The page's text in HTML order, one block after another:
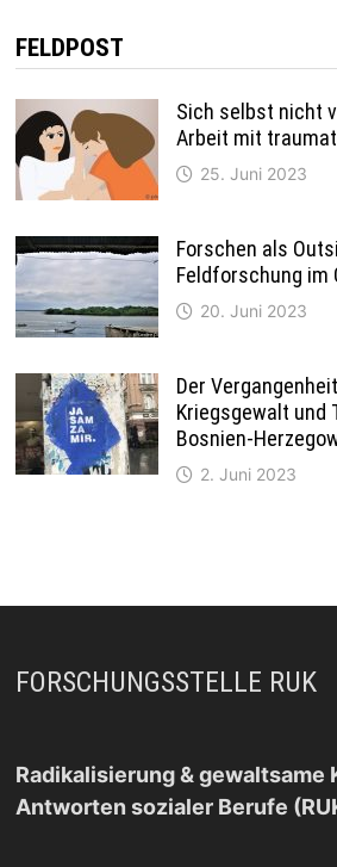
FELDPOST
Sich selbst nicht
Arbeit mit
25. Juni 2023
Forschen als
Feldforschung im
20. Juni 2023
Der
Kriegsgewalt und
Bosnien-
2. Juni 2023
FORSCHUNGSSTELLE RUK
Radikalisierung & gewaltsame
Antworten sozialer Berufe